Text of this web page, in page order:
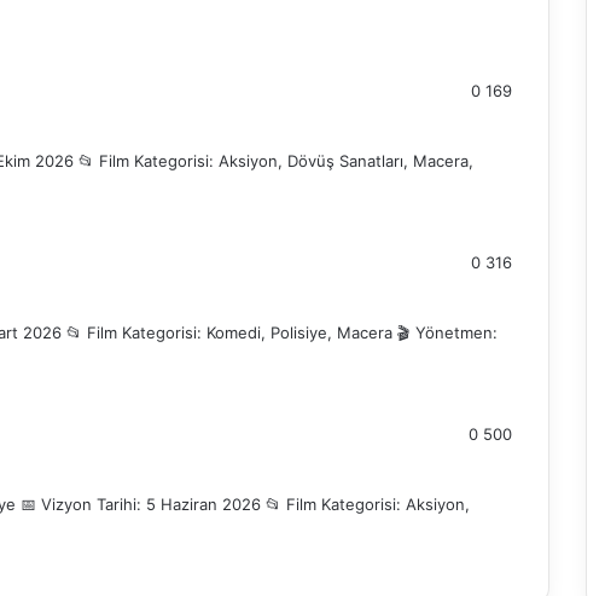
0169
2026 📂 Film Kategorisi: Aksiyon, Dövüş Sanatları, Macera,
0316
2026 📂 Film Kategorisi: Komedi, Polisiye, Macera 🎬 Yönetmen:
0500
📅 Vizyon Tarihi: 5 Haziran 2026 📂 Film Kategorisi: Aksiyon,